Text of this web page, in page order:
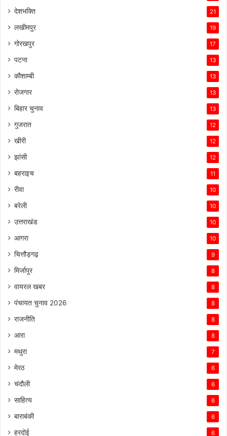
देशभक्ति 21
लखीमपुर 19
गोरखपुर 17
पटना 13
कौशाम्बी 13
रोजगार 13
बिहार चुनाव 13
गुजरात 12
खीरी 12
झांसी 12
बहराइच 11
रीवा 10
बरेली 10
उत्तराखंड 10
आगरा 10
चित्तौड़गढ़ 9
मिर्जापुर 8
वायरल खबर 8
पंचायत चुनाव 2026 8
राजनीति 8
आरा 8
मथुरा 7
मेरठ 6
चंदौली 6
साहित्य 6
बाराबंकी 6
हरदोई 6